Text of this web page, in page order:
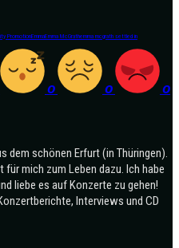
PromotionEmmaEmma McGrathemma mcgrath settled in
0 0 0
dem schönen Erfurt (in Thüringen).
für mich zum Leben dazu. Ich habe
liebe es auf Konzerte zu gehen!
Interviews und CD